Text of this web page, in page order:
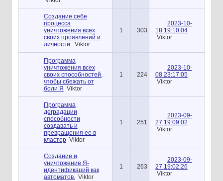
Создание себе
процесса
уничтожения всех
своих проявлений и
личности.
Viktor
1 303
2023-10-
18 19:10:04
Viktor
Программа
уничтожения всех
своих способностей,
чтобы сбежать от
боли Я Viktor
1 224
2023-10-
08 23:17:05
Viktor
Программа
деградации
способности
создавать и
превращения ее в
кластер Viktor
1 251
2023-09-
27 19:09:02
Viktor
Создание и
уничтожение Я-
идентификаций как
автоматов.
Viktor
1 263
2023-09-
27 19:02:26
Viktor